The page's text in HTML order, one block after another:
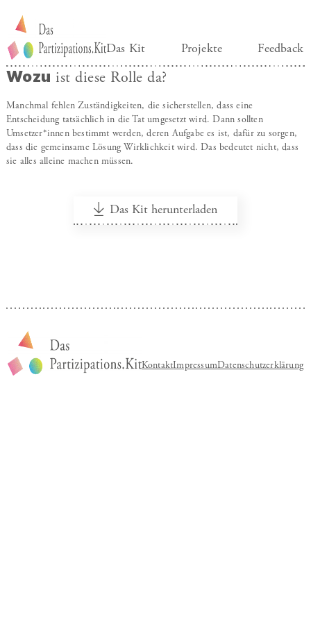
Das Kit Projekte Feedback
Wozu ist diese Rolle da?
Manchmal fehlen Zuständigkeiten, die sicherstellen, dass eine
Entscheidung tatsächlich in die Tat umgesetzt wird. Dann sollten
Umsetzer*innen bestimmt werden, deren Aufgabe es ist, dafür zu sorgen,
dass die gemeinsame Lösung Wirklichkeit wird. Das bedeutet nicht, dass
sie alles alleine machen müssen.
Das Kit herunterladen
KontaktImpressumDatenschutzerklärung